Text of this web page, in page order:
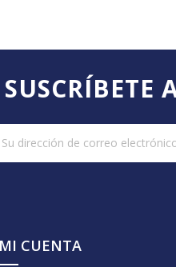
SUSCRÍBETE
MI CUENTA